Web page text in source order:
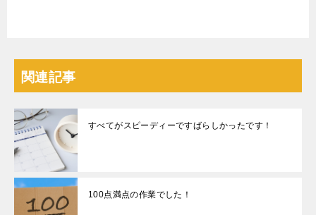
関連記事
すべてがスピーディーですばらしかったです！
100点満点の作業でした！